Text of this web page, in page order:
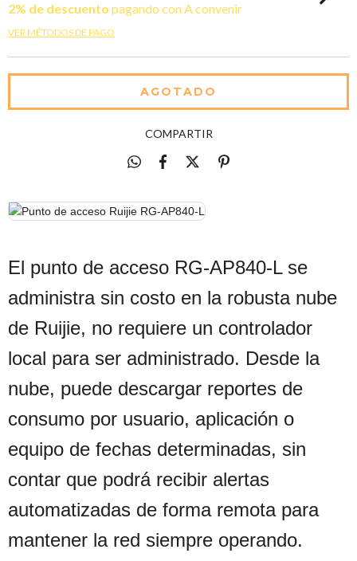
2% de descuento pagando con A convenir
VER MÉTODOS DE PAGO
COMPARTIR
El punto de acceso RG-AP840-L se
administra sin costo en la robusta nube
de Ruijie, no requiere un controlador
local para ser administrado. Desde la
nube, puede descargar reportes de
consumo por usuario, aplicación o
equipo de fechas determinadas, sin
contar que podrá recibir alertas
automatizadas de forma remota para
mantener la red siempre operando.